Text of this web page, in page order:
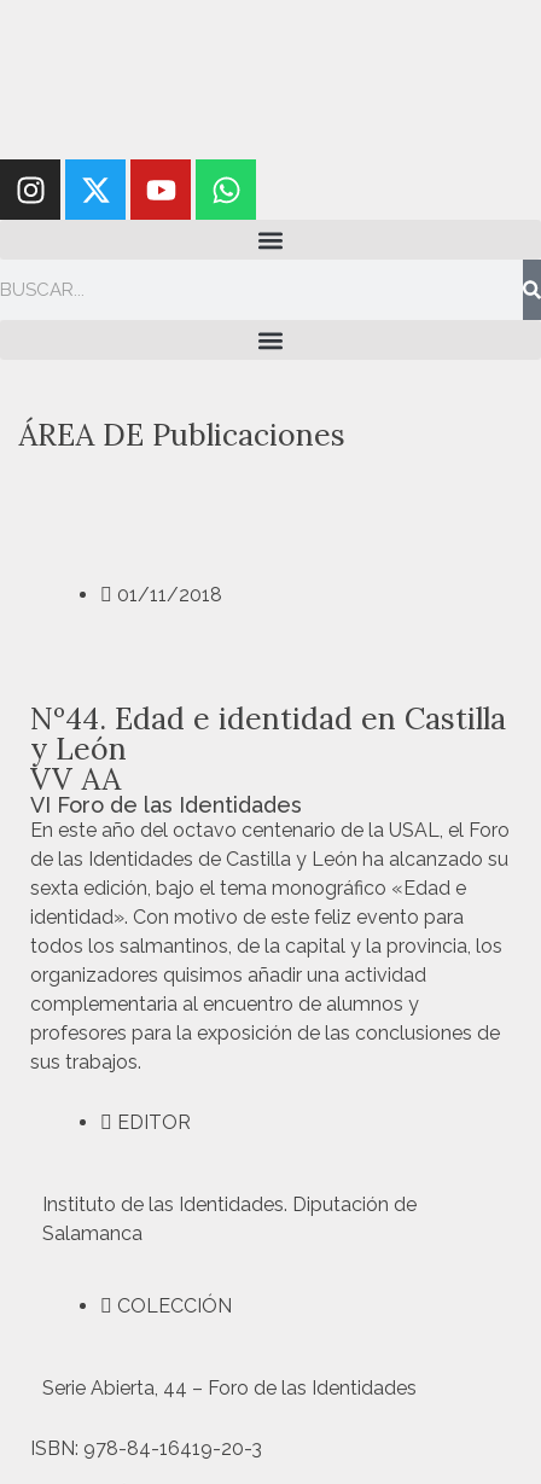
ÁREA DE Publicaciones
01/11/2018
Nº44. Edad e identidad en Castilla
y León
VV AA
VI Foro de las Identidades
En este año del octavo centenario de la USAL, el Foro
de las Identidades de Castilla y León ha alcanzado su
sexta edición, bajo el tema monográfico «Edad e
identidad». Con motivo de este feliz evento para
todos los salmantinos, de la capital y la provincia, los
organizadores quisimos añadir una actividad
complementaria al encuentro de alumnos y
profesores para la exposición de las conclusiones de
sus trabajos.
EDITOR
Instituto de las Identidades. Diputación de
Salamanca
COLECCIÓN
Serie Abierta, 44 – Foro de las Identidades
ISBN: 978-84-16419-20-3